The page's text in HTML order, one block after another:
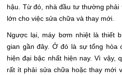
hậu. Từ đó, nhà đầu tư thường phải
lớn cho việc sửa chữa và thay mới.
Ngược lại, máy bơm nhiệt là thiết
gian gần đây. Ở đó là sự tổng hòa
hiện đại bậc nhất hiện nay. Vì vậy,
rất ít phải sửa chữa hoặc thay mới